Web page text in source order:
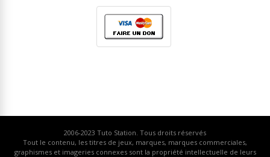
2006-2023 Tuto Station. Tous droits réservés
Tout le contenu, les titres de jeux, marques, marques commerciales,
graphismes et imageries connexes sont la propriété intellectuelle de leurs